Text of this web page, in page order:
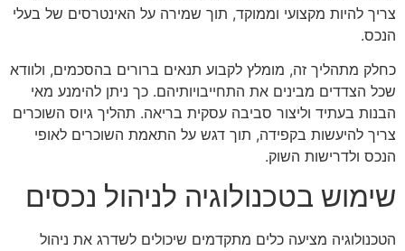
צריך להיות מקצועי וממוקד, תוך שמירה על האינטרסים של בעלי
הנכס.
כחלק מתהליך זה, מומלץ לקבוע תנאים ברורים בהסכמים, ולוודא
שכל הצדדים מבינים את התחייבויותיהם. כך ניתן להימנע מאי
הבנות בעתיד וליצור סביבה עסקית בריאה. תהליך גיוס השוכרים
צריך להיעשות בקפידה, תוך דגש על התאמת השוכרים לאופי
הנכס ולדרישות השוק.
שימוש בטכנולוגיה לניהול נכסים
הטכנולוגיה מציעה כלים מתקדמים שיכולים לשדרג את ניהול